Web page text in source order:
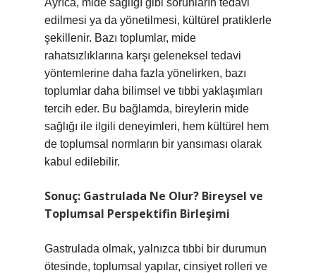
Ayrıca, mide sağlığı gibi sorunların tedavi
edilmesi ya da yönetilmesi, kültürel pratiklerle
şekillenir. Bazı toplumlar, mide
rahatsızlıklarına karşı geleneksel tedavi
yöntemlerine daha fazla yönelirken, bazı
toplumlar daha bilimsel ve tıbbi yaklaşımları
tercih eder. Bu bağlamda, bireylerin mide
sağlığı ile ilgili deneyimleri, hem kültürel hem
de toplumsal normların bir yansıması olarak
kabul edilebilir.
Sonuç: Gastrulada Ne Olur? Bireysel ve
Toplumsal Perspektifin Birleşimi
Gastrulada olmak, yalnızca tıbbi bir durumun
ötesinde, toplumsal yapılar, cinsiyet rolleri ve